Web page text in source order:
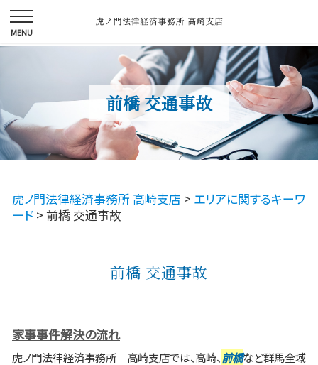
前橋 交通事故
虎ノ門法律経済事務所 高崎支店 > エリアに関するキーワ
ード > 前橋 交通事故
前橋 交通事故
家事事件解決の流れ
虎ノ門法律経済事務所 高崎支店では、高崎、前橋など群馬全域